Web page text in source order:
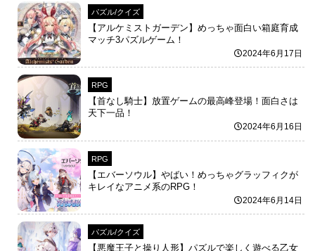
パズル/クイズ
【アルケミストガーデン】めっちゃ面白い箱庭育成
マッチ3パズルゲーム！
2024年6月17日
RPG
【首なし騎士】放置ゲームの最高峰登場！面白さは
天下一品！
2024年6月16日
RPG
【エバーソウル】やばい！めっちゃグラッフィクが
キレイなアニメ系のRPG！
2024年6月14日
パズル/クイズ
【悪魔王子と操り人形】パズルで楽しく遊べる乙女